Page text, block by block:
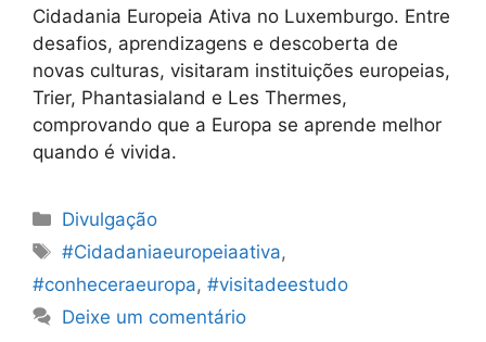
Cidadania Europeia Ativa no Luxemburgo. Entre
desafios, aprendizagens e descoberta de
novas culturas, visitaram instituições europeias,
Trier, Phantasialand e Les Thermes,
comprovando que a Europa se aprende melhor
quando é vivida.
Categorias
Divulgação
Etiquetas
#Cidadaniaeuropeiaativa,
#conheceraeuropa, #visitadeestudo
Deixe um comentário